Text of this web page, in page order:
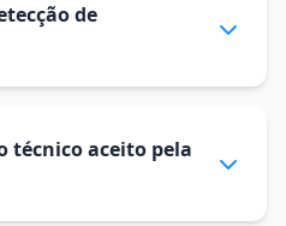
de
técnico aceito pela